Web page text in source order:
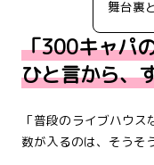
舞台裏
「300キャパ
ひと言から、
「普段のライブハウ
数が入るのは、そうそ